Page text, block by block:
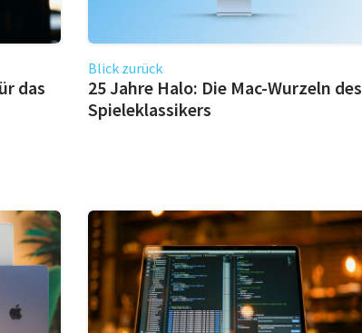
das
Blick zurück
25 Jahre Halo: Die Mac-Wurzeln des
Spieleklassikers